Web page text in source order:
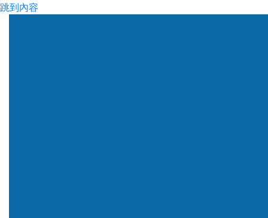
跳到內容